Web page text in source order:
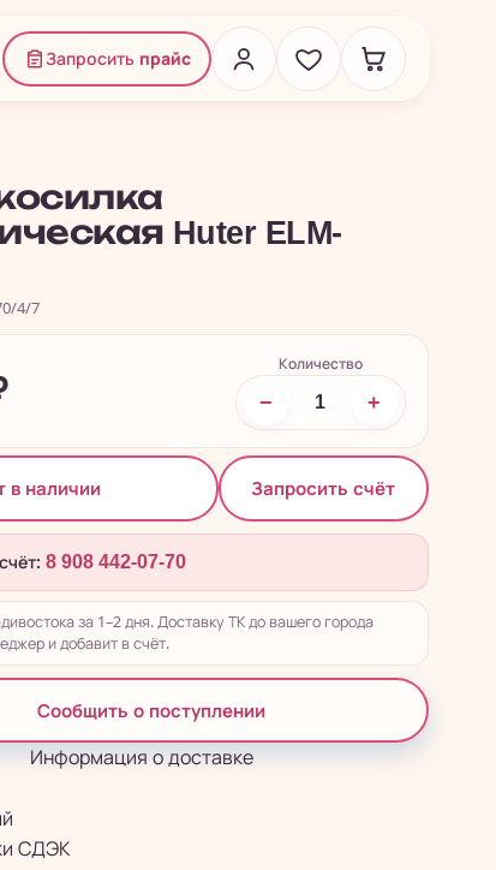
Запросить прайс
Huter ELM-
4/7
Количество
− +
в наличии Запросить счёт
8 908 442-07-70
за 1–2 дня. Доставку ТК до вашего города
и добавит в счёт.
Сообщить о поступлении
Информация о доставке
СДЭК